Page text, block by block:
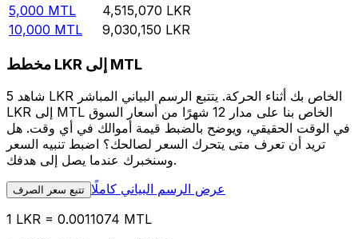
5,000 MTL 4,515,070 LKR
10,000 MTL 9,030,150 LKR
مخطط LKR إلى MTL
شاهد 5 LKR الخاص بك أثناء الحركة. يتتبع الرسم البياني المباشر
LKR إلى MTL الخاص بنا على مدار 12 شهرًا من أسعار السوق
في الوقت الحقيقي، ويوضح بالضبط قيمة أموالك في أي وقت. هل
تريد أن تعرف متى يتحرك السعر لصالحك؟ اضبط تنبيه السعر
وسنخبرك عندما يصل إلى هدفك.
تتبع سعر الصرف عرض الرسم البياني كاملًا
1 LKR = 0.0011074 MTL